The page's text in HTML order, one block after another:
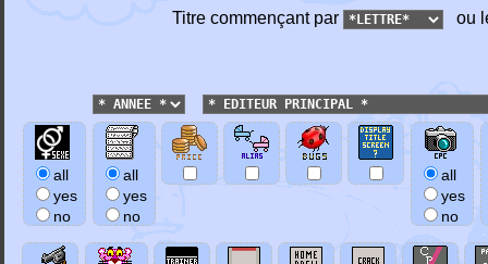
Titre commençant par ou
all
yes
no
all
yes
no
all
yes
no